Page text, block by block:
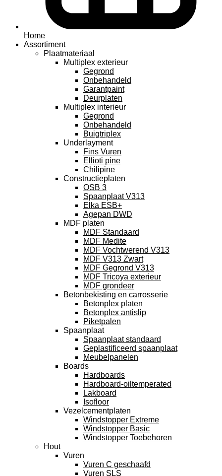
Home
Assortiment
Plaatmateriaal
Multiplex exterieur
Gegrond
Onbehandeld
Garantpaint
Deurplaten
Multiplex interieur
Gegrond
Onbehandeld
Buigtriplex
Underlayment
Fins Vuren
Ellioti pine
Chilipine
Constructieplaten
OSB 3
Spaanplaat V313
Elka ESB+
Agepan DWD
MDF platen
MDF Standaard
MDF Medite
MDF Vochtwerend V313
MDF V313 Zwart
MDF Gegrond V313
MDF Tricoya exterieur
MDF grondeer
Betonbekisting en carrosserie
Betonplex platen
Betonplex antislip
Piketpalen
Spaanplaat
Spaanplaat standaard
Geplastificeerd spaanplaat
Meubelpanelen
Boards
Hardboards
Hardboard-oiltemperated
Lakboard
Isofloor
Vezelcementplaten
Windstopper Extreme
Windstopper Basic
Windstopper Toebehoren
Hout
Vuren
Vuren C geschaafd
Vuren SLS